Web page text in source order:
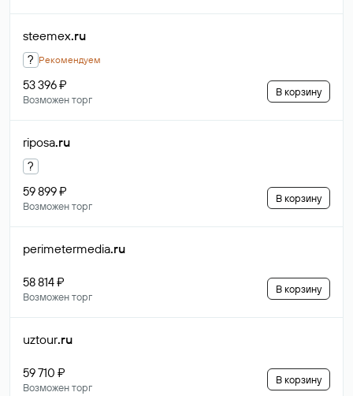
steemex.ru
? Рекомендуем
53 396 ₽
Возможен торг
В корзину
riposa.ru
?
59 899 ₽
Возможен торг
В корзину
perimetermedia.ru
58 814 ₽
Возможен торг
В корзину
uztour.ru
59 710 ₽
Возможен торг
В корзину